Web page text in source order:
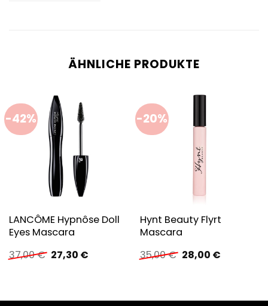
ÄHNLICHE PRODUKTE
-42%
LANCÔME Hypnôse Doll
Eyes Mascara
37,00€ Ursprünglicher
Preis
27,30 €Aktueller
-20%
Hynt Beauty Flyrt
Mascara
35,00€ Ursprünglicher
Preis
28,00 €Aktueller